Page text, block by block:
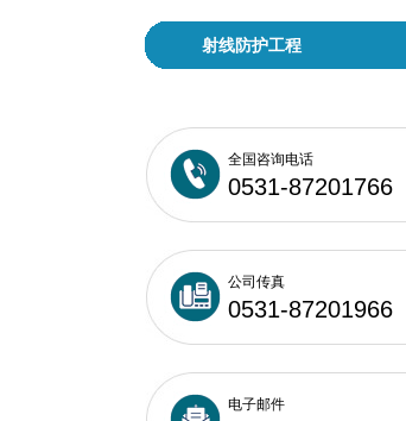
射线防护工程
全国咨询电话
0531-87201766
公司传真
0531-87201966
电子邮件